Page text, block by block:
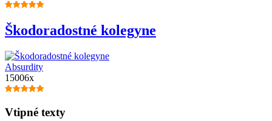
Škodoradostné kolegyne
Absurdity
15006x
Vtipné texty